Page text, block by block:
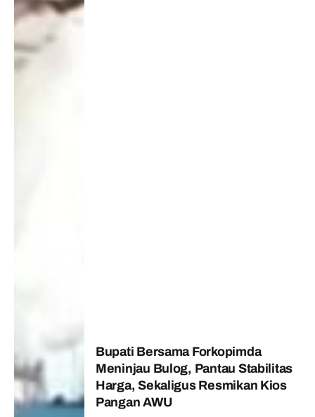
Bupati Bersama Forkopimda
Meninjau Bulog, Pantau Stabilitas
Harga, Sekaligus Resmikan Kios
Pangan AWU